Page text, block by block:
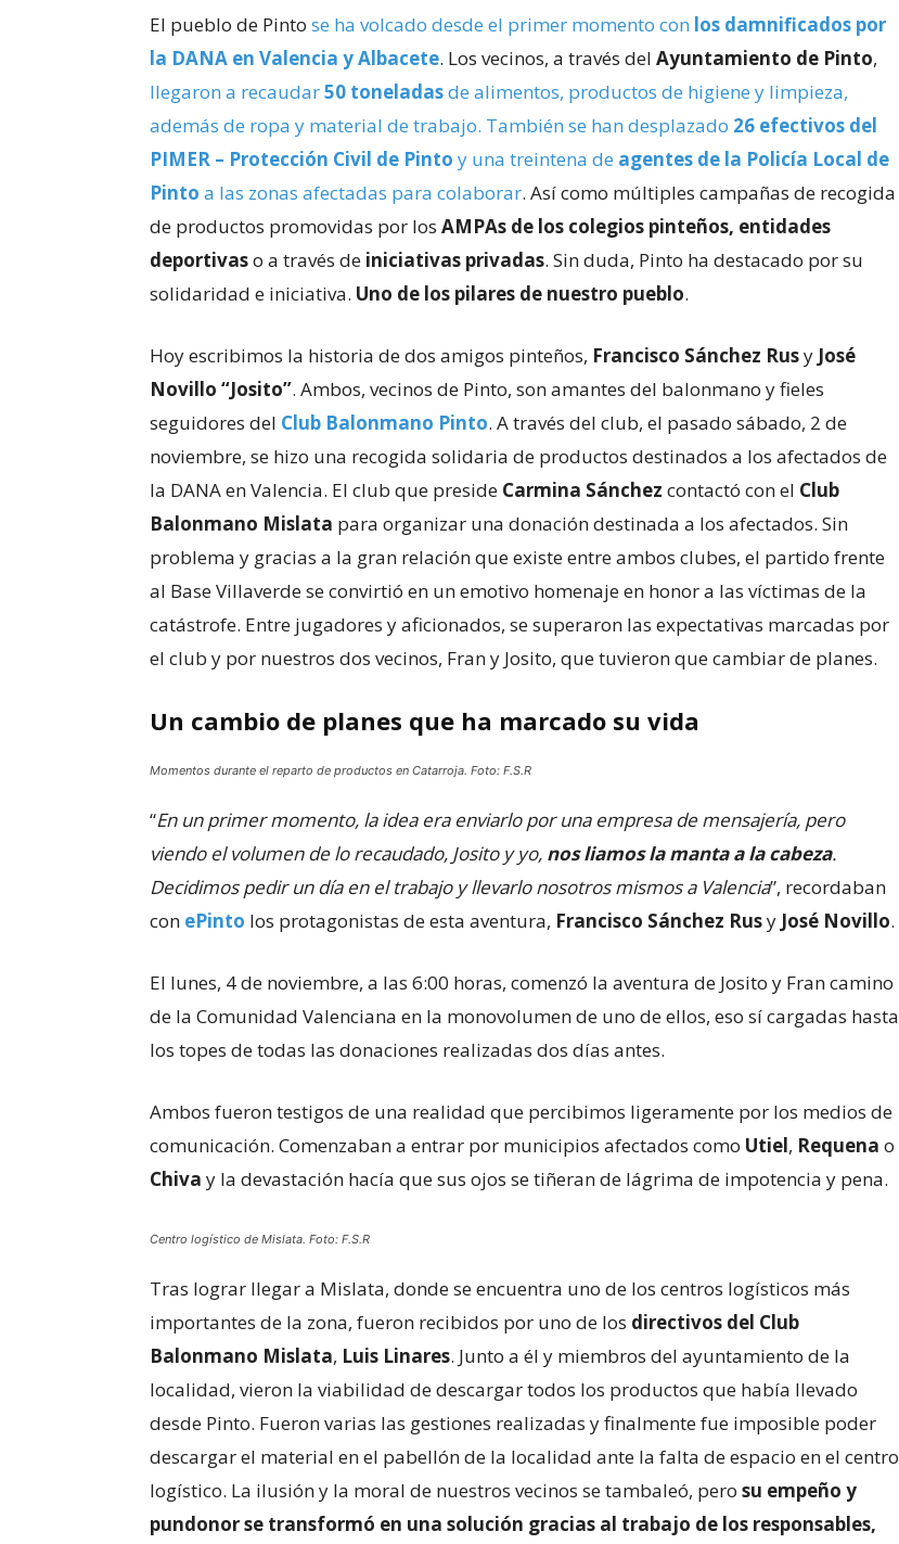
El pueblo de Pinto se ha volcado desde el primer momento con los damnificados por
la DANA en Valencia y Albacete. Los vecinos, a través del Ayuntamiento de Pinto,
llegaron a recaudar50 toneladasde alimentos, productos de higiene y limpieza,
además de ropa y material de trabajo. También se han desplazado 26 efectivos del
PIMER – Protección Civil de Pinto y una treintena de agentes de la Policía Local de
Pinto a las zonas afectadas para colaborar. Así como múltiples campañas de recogida
de productos promovidas por los AMPAs de los colegios pinteños, entidades
deportivaso a través de iniciativas privadas. Sin duda, Pinto ha destacado por su
solidaridad e iniciativa. Uno de los pilares de nuestro pueblo.
Hoy escribimos la historia de dos amigos pinteños, Francisco Sánchez Rusy José
Novillo “Josito”. Ambos, vecinos de Pinto, son amantes del balonmano y fieles
seguidores del Club Balonmano Pinto. A través del club, el pasado sábado, 2 de
noviembre, se hizo una recogida solidaria de productos destinados a los afectados de
la DANA en Valencia. El club que preside Carmina Sánchez contactó con el Club
Balonmano Mislata para organizar una donación destinada a los afectados. Sin
problema y gracias a la gran relación que existe entre ambos clubes, el partido frente
al Base Villaverde se convirtió en un emotivo homenaje en honor a las víctimas de la
catástrofe. Entre jugadores y aficionados, se superaron las expectativas marcadas por
el club y por nuestros dos vecinos, Fran y Josito, que tuvieron que cambiar de planes.
Un cambio de planes que ha marcado su vida
Momentos durante el reparto de productos en Catarroja. Foto: F.S.R
“En un primer momento, la idea era enviarlo por una empresa de mensajería, pero
viendo el volumen de lo recaudado, Josito y yo, nos liamos la manta a la cabeza.
Decidimos pedir un día en el trabajo y llevarlo nosotros mismos a Valencia”, recordaban
con ePinto los protagonistas de esta aventura, Francisco Sánchez Rusy José Novillo.
El lunes, 4 de noviembre, a las 6:00 horas, comenzó la aventura de Josito y Fran camino
de la Comunidad Valenciana en la monovolumen de uno de ellos, eso sí cargadas hasta
los topes de todas las donaciones realizadas dos días antes.
Ambos fueron testigos de una realidad que percibimos ligeramente por los medios de
comunicación. Comenzaban a entrar por municipios afectados como Utiel, Requena o
Chiva y la devastación hacía que sus ojos se tiñeran de lágrima de impotencia y pena.
Centro logístico de Mislata. Foto: F.S.R
Tras lograr llegar a Mislata, donde se encuentra uno de los centros logísticos más
importantes de la zona, fueron recibidos por uno de los directivos del Club
Balonmano Mislata, Luis Linares. Junto a él y miembros del ayuntamiento de la
localidad, vieron la viabilidad de descargar todos los productos que había llevado
desde Pinto. Fueron varias las gestiones realizadas y finalmente fue imposible poder
descargar el material en el pabellón de la localidad ante la falta de espacio en el centro
logístico. La ilusión y la moral de nuestros vecinos se tambaleó, pero su empeño y
pundonor se transformó en una solución gracias al trabajo de los responsables,